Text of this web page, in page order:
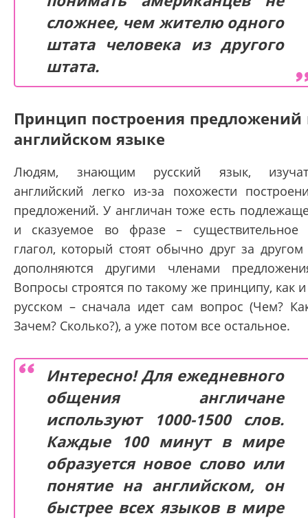
сложнее, чем жителю одного
штата человека из другого
штата.
Принцип построения предложений
английском языке
Людям, знающим русский язык,
английский легко из-за похожести
предложений. У англичан тоже есть
и сказуемое во фразе – существительное
глагол, который стоят обычно друг за
дополняются другими членами
Вопросы строятся по такому же принципу, как
русском – сначала идет сам вопрос (Чем?
Зачем? Сколько?), а уже потом все остальное.
Интересно! Для ежедневного
общения англичане
используют 1000-1500 слов.
Каждые 100 минут в мире
образуется новое слово или
понятие на английском, он
быстрее всех языков в мире